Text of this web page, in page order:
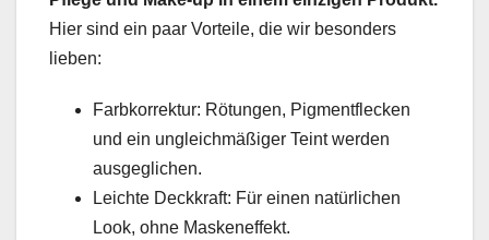
Hier sind ein paar Vorteile, die wir besonders
lieben:
Farbkorrektur: Rötungen, Pigmentflecken
und ein ungleichmäßiger Teint werden
ausgeglichen.
Leichte Deckkraft: Für einen natürlichen
Look, ohne Maskeneffekt.